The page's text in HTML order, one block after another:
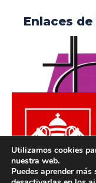
Enlaces
Utilizamos cookies
nuestra web.
Puedes aprender